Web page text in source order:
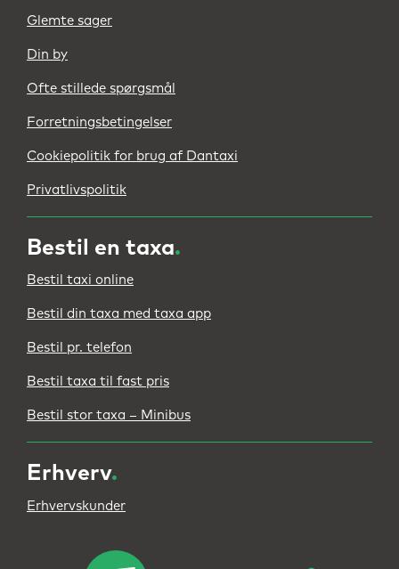
Glemte sager
Din by
Ofte stillede spørgsmål
Forretningsbetingelser
Cookiepolitik for brug af Dantaxi
Privatlivspolitik
Bestil en taxa.
Bestil taxi online
Bestil din taxa med taxa app
Bestil pr. telefon
Bestil taxa til fast pris
Bestil stor taxa – Minibus
Erhverv.
Erhvervskunder